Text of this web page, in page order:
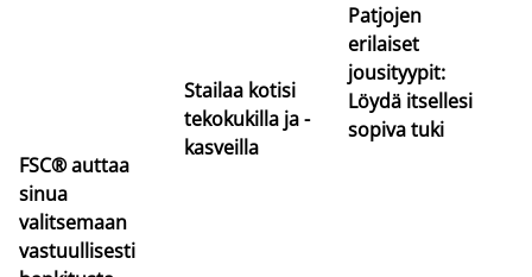
FSC® auttaa
sinua
valitsemaan
vastuullisesti
Stailaa kotisi
tekokukilla ja -
kasveilla
Patjojen
erilaiset
jousityypit:
Löydä itsellesi
sopiva tuki